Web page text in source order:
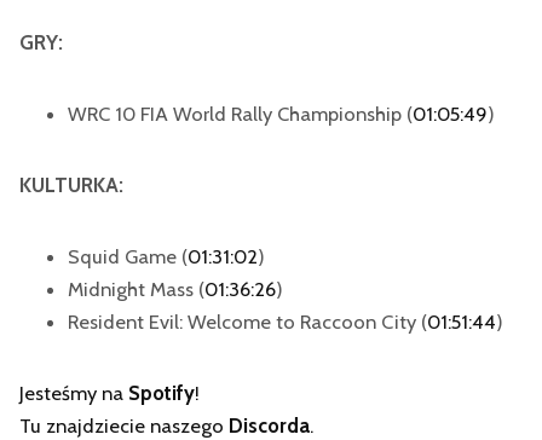
GRY:
WRC 10 FIA World Rally Championship (01:05:49)
KULTURKA:
Squid Game (01:31:02)
Midnight Mass (01:36:26)
Resident Evil: Welcome to Raccoon City (01:51:44)
Jesteśmy na Spotify!
Tu znajdziecie naszego Discorda.